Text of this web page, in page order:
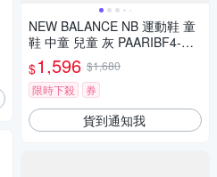
NEW BALANCE NB 運動鞋 童
鞋 中童 兒童 灰 PAARIBF4-W
楦
$1,596 $1,680
限時下殺
券
貨到通知我